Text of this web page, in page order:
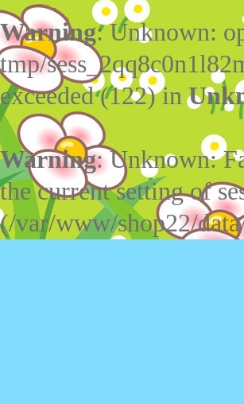
Warning: Unknown:
tmp/
exceeded (122) in
Warning: Unknown:
the current setting of
(/var/www/shop22/